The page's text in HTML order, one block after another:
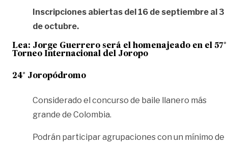
Inscripciones abiertas del 16 de septiembre al 3
de octubre.
Lea: Jorge Guerrero será el homenajeado en el 57°
Torneo Internacional del Joropo
24° Joropódromo
Considerado el concurso de baile llanero más
grande de Colombia.
Podrán participar agrupaciones con un mínimo de